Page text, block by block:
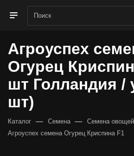
Агроуспех
Огурец
шт Голландия /
шт)
Каталог — Семена — Семена овощей
Агроуспех семена Огурец Криспина F1